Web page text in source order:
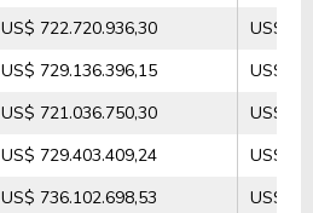
US$ 722.720.936,30
US$
US$ 729.136.396,15
US$
US$ 721.036.750,30
US$
US$ 729.403.409,24
US$
US$ 736.102.698,53
US$